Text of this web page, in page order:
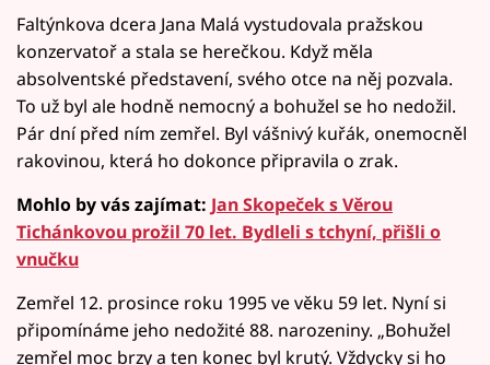
Faltýnkova dcera Jana Malá vystudovala pražskou
konzervatoř a stala se herečkou. Když měla
absolventské představení, svého otce na něj pozvala.
To už byl ale hodně nemocný a bohužel se ho nedožil.
Pár dní před ním zemřel. Byl vášnivý kuřák, onemocněl
rakovinou, která ho dokonce připravila o zrak.
Mohlo by vás zajímat: Jan Skopeček s Věrou
Tichánkovou prožil 70 let. Bydleli s tchyní, přišli o
vnučku
Zemřel 12. prosince roku 1995 ve věku 59 let. Nyní si
připomínáme jeho nedožité 88. narozeniny. „Bohužel
zemřel moc brzy a ten konec byl krutý. Vždycky si ho